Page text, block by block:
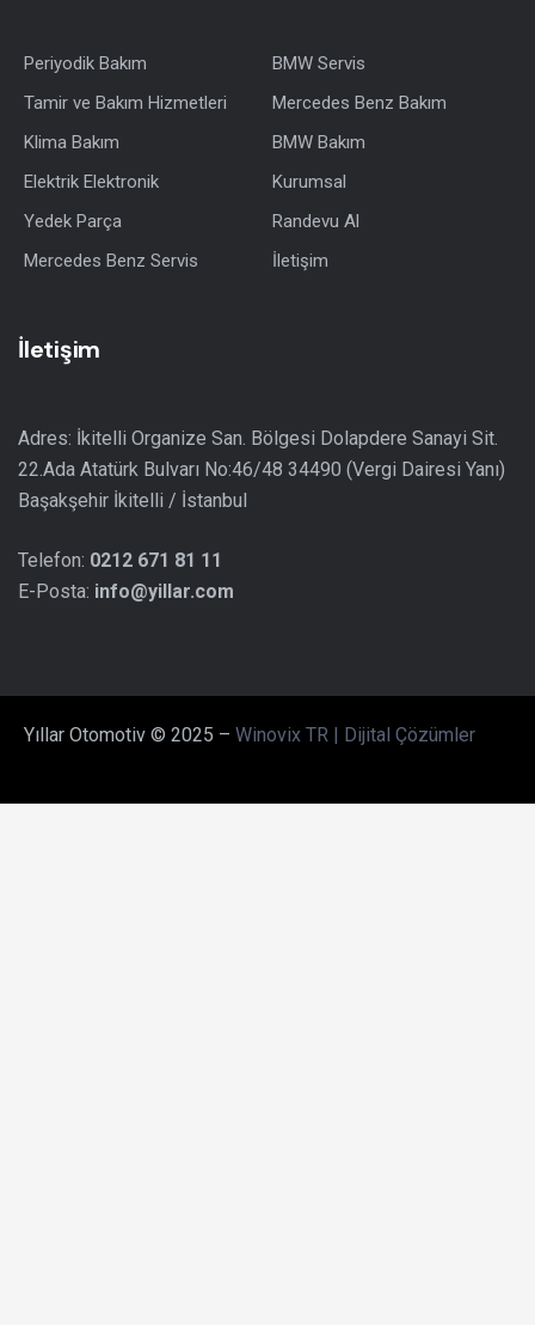
Periyodik Bakım
Tamir ve Bakım Hizmetleri
Klima Bakım
Elektrik Elektronik
Yedek Parça
Mercedes Benz Servis
BMW Servis
Mercedes Benz Bakım
BMW Bakım
Kurumsal
Randevu Al
İletişim
İletişim
Adres: İkitelli Organize San. Bölgesi Dolapdere Sanayi Sit.
22.Ada Atatürk Bulvarı No:46/48 34490 (Vergi Dairesi Yanı)
Başakşehir İkitelli / İstanbul
Telefon: 0212 671 81 11
E-Posta: info@yillar.com
Yıllar Otomotiv © 2025 – Winovix TR | Dijital Çözümler